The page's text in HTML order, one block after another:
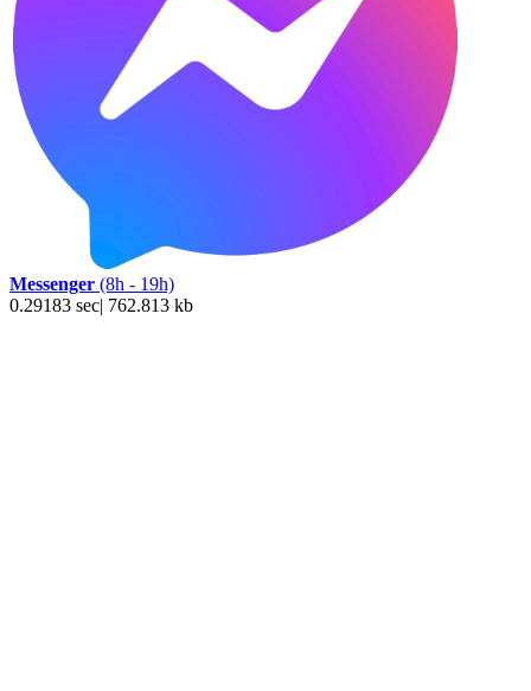
Messenger (8h - 19h)
0.29183 sec| 762.813 kb